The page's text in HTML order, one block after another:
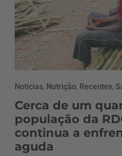
Notícias, Nutrição, Recentes,
Cerca de um
população da
continua a
aguda